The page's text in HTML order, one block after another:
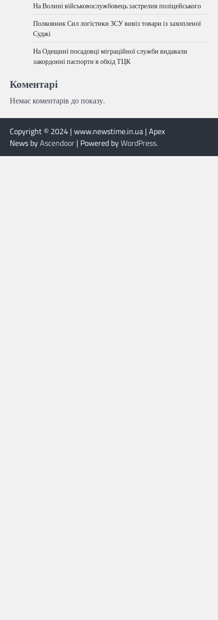
На Волині військовослужбовець застрелив поліцейського
Полковник Сил логістики ЗСУ вивіз товари із захопленої
Суджі
На Одещині посадовці міграційної служби видавали
закордонні паспорти в обхід ТЦК
Коментарі
Немає коментарів до показу.
Copyright © 2024 | www.newstime.in.ua | Apex
News byAscendoor | Powered byWordPress.